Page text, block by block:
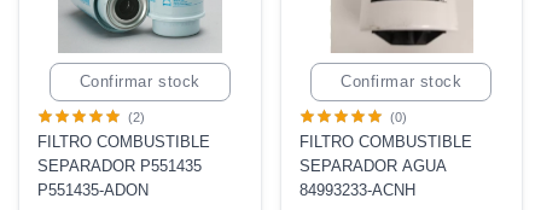
Confirmar stock
(2)
FILTRO COMBUSTIBLE
SEPARADOR P551435
P551435-ADON
Confirmar stock
(0)
FILTRO COMBUSTIBLE
SEPARADOR AGUA
84993233-ACNH